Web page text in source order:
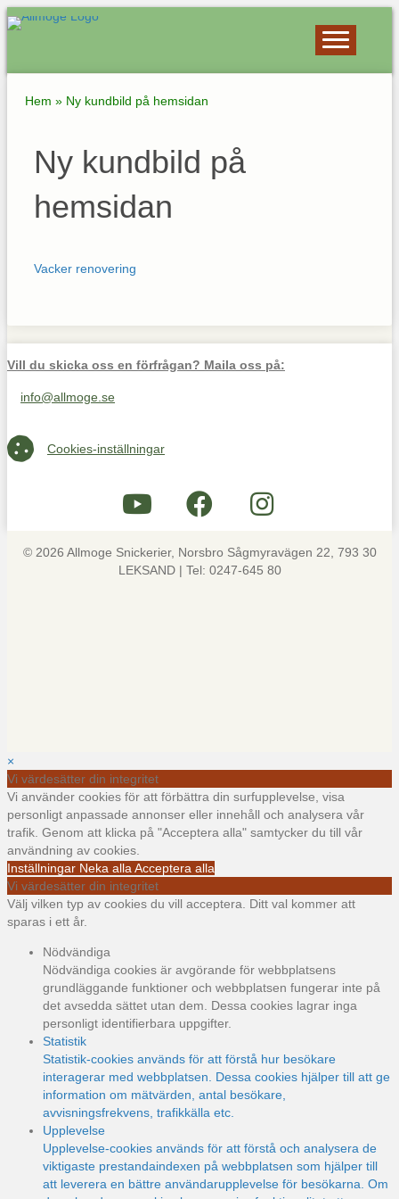
Hem » Ny kundbild på hemsidan
Ny kundbild på
hemsidan
Vacker renovering
Vill du skicka oss en förfrågan? Maila oss på:
Maila oss på info@allmoge.se
info@allmoge.se
Cookies-inställningar
Cookies-inställningar
© 2026 Allmoge Snickerier, Norsbro Sågmyravägen 22, 793 30
LEKSAND | Tel: 0247-645 80
×
Vi värdesätter din integritet
Vi använder cookies för att förbättra din surfupplevelse, visa
personligt anpassade annonser eller innehåll och analysera vår
trafik. Genom att klicka på "Acceptera alla" samtycker du till vår
användning av cookies.
Inställningar Neka alla Acceptera alla
Vi värdesätter din integritet
Välj vilken typ av cookies du vill acceptera. Ditt val kommer att
sparas i ett år.
Nödvändiga
Nödvändiga cookies är avgörande för webbplatsens
grundläggande funktioner och webbplatsen fungerar inte på
det avsedda sättet utan dem. Dessa cookies lagrar inga
personligt identifierbara uppgifter.
Statistik
Statistik-cookies används för att förstå hur besökare
interagerar med webbplatsen. Dessa cookies hjälper till att ge
information om mätvärden, antal besökare,
avvisningsfrekvens, trafikkälla etc.
Upplevelse
Upplevelse-cookies används för att förstå och analysera de
viktigaste prestandaindexen på webbplatsen som hjälper till
att leverera en bättre användarupplevelse för besökarna. Om